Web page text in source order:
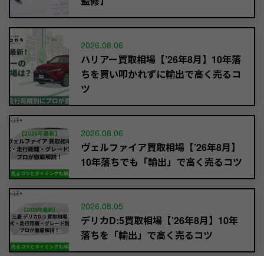
2026.08.06
ハリアー買取相場【’26年8月】10年落
ちを買い叩かれずに輸出で高く売るコ
ツ
2026.08.06
ヴェルファイア買取相場【’26年8月】
10年落ちでも「輸出」で高く売るコツ
2026.08.05
デリカD:5買取相場【’26年8月】10年
落ちを「輸出」で高く売るコツ